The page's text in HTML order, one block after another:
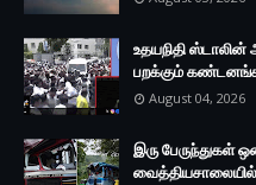
உதயநிதி ஸ்டாலின்
பறக்கும்
August 04, 2026
இரு ப‍ேருந்துகள்